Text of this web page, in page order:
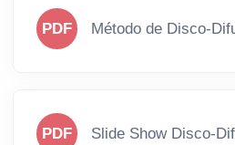
PDF Método de Disco-
PDF Slide Show Disco-